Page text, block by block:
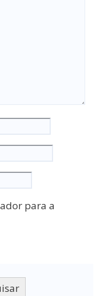
para a